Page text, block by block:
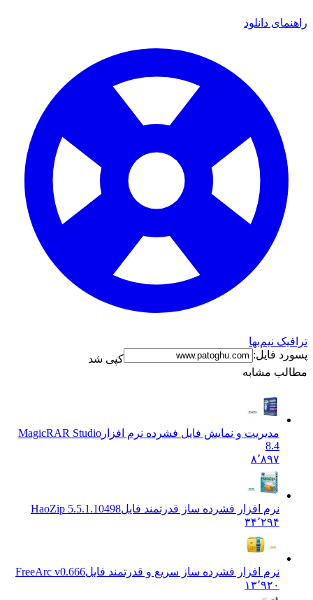
راهنمای دانلود
ترافیک نیم‌بها
پسورد فایل:
کپی شد
مطالب مشابه
مدیریت و نمایش فایل فشرده نرم افزار MagicRAR Studio
8.4
۸٬۸۹۷
نرم افزار فشرده ساز قدرتمند فایلHaoZip 5.5.1.10498
۳۴٬۲۹۴
نرم افزار فشرده ساز سریع و قدرتمند فایلFreeArc v0.666
۱۳٬۹۲۰